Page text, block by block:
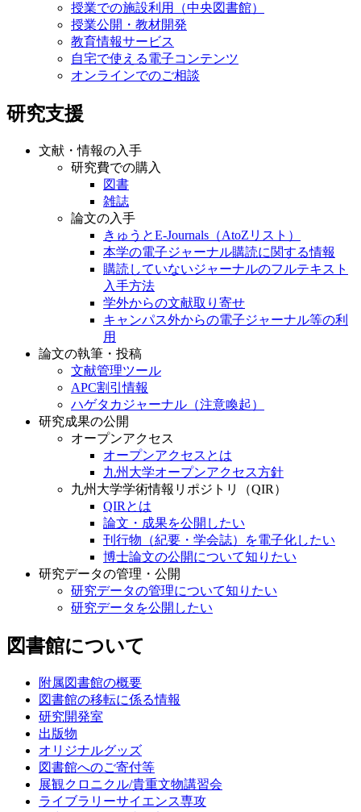
授業での施設利用（中央図書館）
授業公開・教材開発
教育情報サービス
自宅で使える電子コンテンツ
オンラインでのご相談
研究支援
文献・情報の入手
研究費での購入
図書
雑誌
論文の入手
きゅうとE-Journals（AtoZリスト）
本学の電子ジャーナル購読に関する情報
購読していないジャーナルのフルテキスト
入手方法
学外からの文献取り寄せ
キャンパス外からの電子ジャーナル等の利
用
論文の執筆・投稿
文献管理ツール
APC割引情報
ハゲタカジャーナル（注意喚起）
研究成果の公開
オープンアクセス
オープンアクセスとは
九州大学オープンアクセス方針
九州大学学術情報リポジトリ（QIR）
QIRとは
論文・成果を公開したい
刊行物（紀要・学会誌）を電子化したい
博士論文の公開について知りたい
研究データの管理・公開
研究データの管理について知りたい
研究データを公開したい
図書館について
附属図書館の概要
図書館の移転に係る情報
研究開発室
出版物
オリジナルグッズ
図書館へのご寄付等
展観クロニクル/貴重文物講習会
ライブラリーサイエンス専攻